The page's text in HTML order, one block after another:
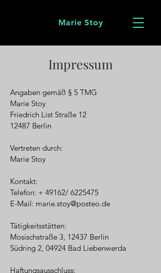
Marie Stoy
Impressum
Angaben gemäß § 5 TMG
Marie Stoy
Friedrich List Straße 12
12487 Berlin
Vertreten durch:
Marie Stoy
Kontakt:
Telefon: + 49162/ 6225475
E-Mail: marie.stoy@posteo.de
Tätigkeitsstätten:
Mosischstraße 3, 12437 Berlin
Südring 2, 04924 Bad Liebenwerda
Haftungsausschluss: